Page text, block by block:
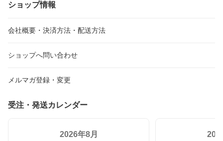
ショップ情報
会社概要・決済方法・配送方法
ショップへ問い合わせ
メルマガ登録・変更
受注・発送カレンダー
2026年8月